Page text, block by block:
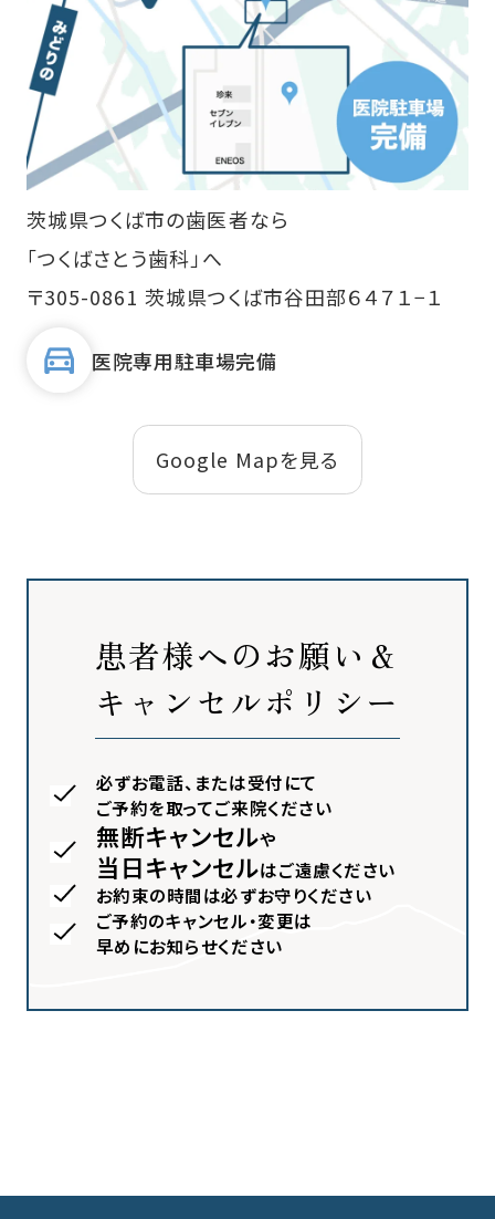
茨城県つくば市の歯医者なら
「つくばさとう歯科」へ
〒305-0861 茨城県つくば市谷田部６４７１−１
医院専用駐車場完備
Google Mapを見る
患者様へのお願い＆
キャンセルポリシー
必ずお電話、または受付にて
ご予約を取ってご来院ください
無断キャンセルや
当日キャンセルはご遠慮ください
お約束の時間は必ずお守りください
ご予約のキャンセル・変更は
早めにお知らせください